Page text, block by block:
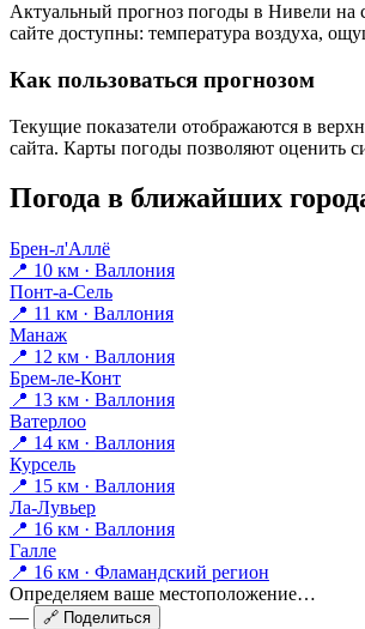
Актуальный прогноз погоды в Нивели на
сайте доступны: температура воздуха,
Как пользоваться прогнозом
Текущие показатели отображаются в
сайта. Карты погоды позволяют оценить
Погода в ближайших
Брен-л'Аллё
📍 10 км · Валлония
Понт-а-Сель
📍 11 км · Валлония
Манаж
📍 12 км · Валлония
Брем-ле-Конт
📍 13 км · Валлония
Ватерлоо
📍 14 км · Валлония
Курсель
📍 15 км · Валлония
Ла-Лувьер
📍 16 км · Валлония
Галле
📍 16 км · Фламандский регион
Определяем ваше местоположение…
—
🔗 Поделиться